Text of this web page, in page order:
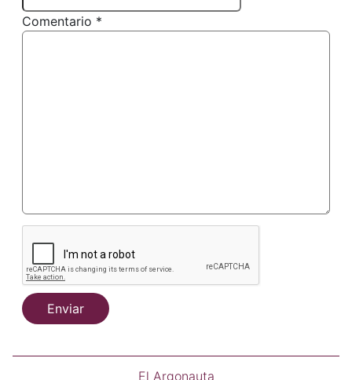
Comentario *
Enviar
El Argonauta